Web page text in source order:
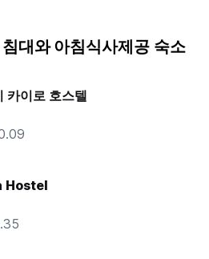
대와 아침식사제공 숙소
카이로 호스텔
Hostel